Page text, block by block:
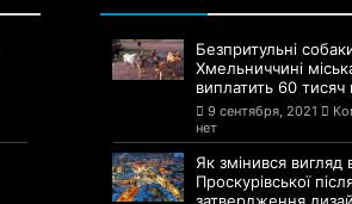
Безпритульні
Хмельниччині
виплатить 60 тисяч
9 сентября, 2021
нет
Як змінився вигляд
Проскурівської